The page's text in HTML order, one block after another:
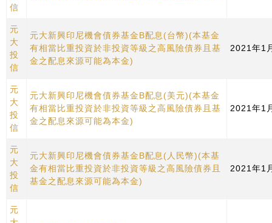
信
元
大
投
信
元大新興印尼機會債券基金B配息(台幣)(本基金
有相當比重投資於非投資等級之高風險債券且基
金之配息來源可能為本金)
2021年1
元
大
投
信
元大新興印尼機會債券基金B配息(美元)(本基金
有相當比重投資於非投資等級之高風險債券且基
金之配息來源可能為本金)
2021年1
元
大
投
信
元大新興印尼機會債券基金B配息(人民幣)(本基
金有相當比重投資於非投資等級之高風險債券且
基金之配息來源可能為本金)
2021年1
元